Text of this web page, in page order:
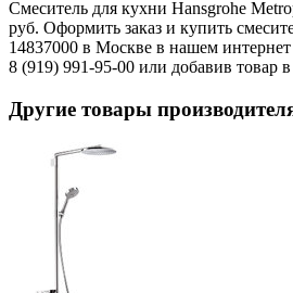
Смеситель для кухни Hansgrohe
руб. Оформить заказ и купить
14837000 в Москве в нашем
8 (919) 991-95-00 или добавив товар в
Другие товары